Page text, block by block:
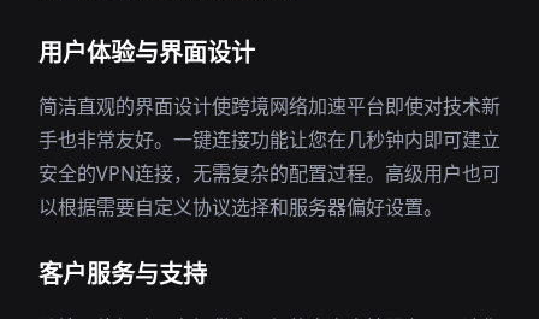
用户体验与界面设计
简洁直观的界面设计使跨境网络加速平台即使对技术新
手也非常友好。一键连接功能让您在几秒钟内即可建立
安全的VPN连接，无需复杂的配置过程。高级用户也可
以根据需要自定义协议选择和服务器偏好设置。
客户服务与支持